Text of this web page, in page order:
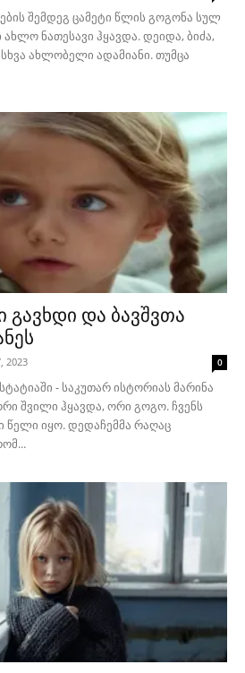
შემდეგ ცამეტი წლის გოგონა სულ
ნათესავი ჰყავდა. დეიდა, ბიძა,
ახლობელი ადამიანი. თუმცა
გავხდი და ბავშვთა
2023 0
- საკუთარ ისტორიას მარინა
შვილი ჰყავდა, ორი გოგო. ჩვენს
წელი იყო. დედაჩემმა რაღაც